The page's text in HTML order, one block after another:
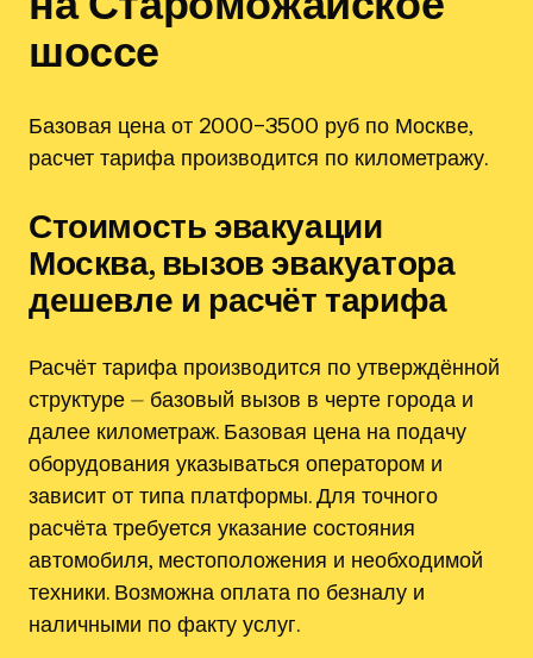
шоссе
Базовая цена от 2000–3500 руб по Москве,
расчет тарифа производится по километражу.
Стоимость эвакуации
Москва, вызов эвакуатора
дешевле и расчёт тарифа
Расчёт тарифа производится по утверждённой
структуре ⏤ базовый вызов в черте города и
далее километраж. Базовая цена на подачу
оборудования указываться оператором и
зависит от типа платформы. Для точного
расчёта требуется указание состояния
автомобиля, местоположения и необходимой
техники. Возможна оплата по безналу и
наличными по факту услуг.